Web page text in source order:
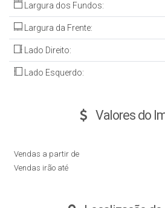
Largura dos Fundos:
Largura da Frente:
Lado Direito:
Lado Esquerdo:
Valores do
Vendas a partir de
Vendas irão até